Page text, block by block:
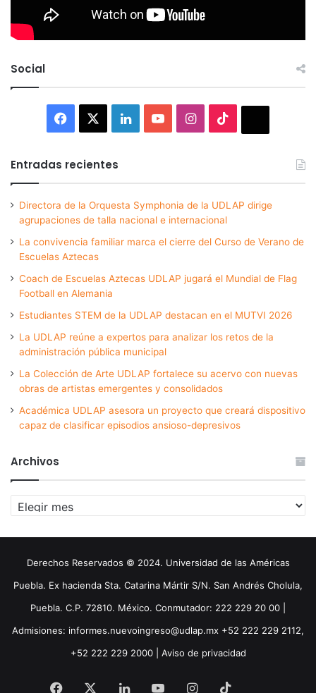
Social
Facebook LinkedInYouTubeInstagram
Entradas recientes
Directora de la Orquesta Symphonia de la UDLAP dirige
agrupaciones de talla nacional e internacional
La convivencia familiar marca el cierre del Curso de Verano de
Escuelas Aztecas
Coach de Escuelas Aztecas UDLAP jugará el Mundial de Flag
Football en Alemania
Estudiantes STEM de la UDLAP destacan en el MUTVI 2026
La UDLAP reúne a expertos para analizar los retos de la
administración pública municipal
La Colección de Arte UDLAP fortalece su acervo con nuevas
obras de artistas emergentes y consolidados
Académica UDLAP asesora un proyecto que creará dispositivo
capaz de clasificar episodios ansioso-depresivos
Archivos
Archivos
Derechos Reservados © 2024. Universidad de las Américas
Puebla. Ex hacienda Sta. Catarina Mártir S/N. San Andrés Cholula,
Puebla. C.P. 72810. México. Conmutador: 222 229 20 00 |
Admisiones: informes.nuevoingreso@udlap.mx +52 222 229 2112,
+52 222 229 2000 | Aviso de privacidad
Facebook LinkedInYouTubeInstagram